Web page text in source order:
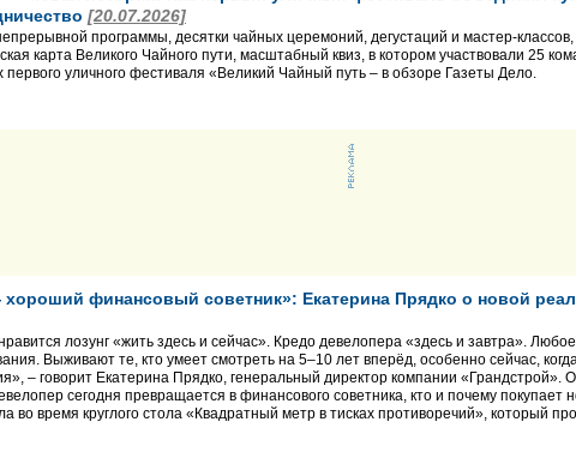
[20.07.2026]
программы, десятки чайных церемоний, дегустаций и мастер-
карта Великого Чайного пути, масштабный квиз, в котором участвовали 25
первого уличного фестиваля «Великий Чайный путь – в обзоре Газеты Дело.
финансовый советник»: Екатерина Прядко о новой
лозунг «жить здесь и сейчас». Кредо девелопера «здесь и завтра».
Выживают те, кто умеет смотреть на 5–10 лет вперёд, особенно сейчас,
– говорит Екатерина Прядко, генеральный директор компании «Грандстрой».
сегодня превращается в финансового советника, кто и почему покупает
во время круглого стола «Квадратный метр в тисках противоречий», который